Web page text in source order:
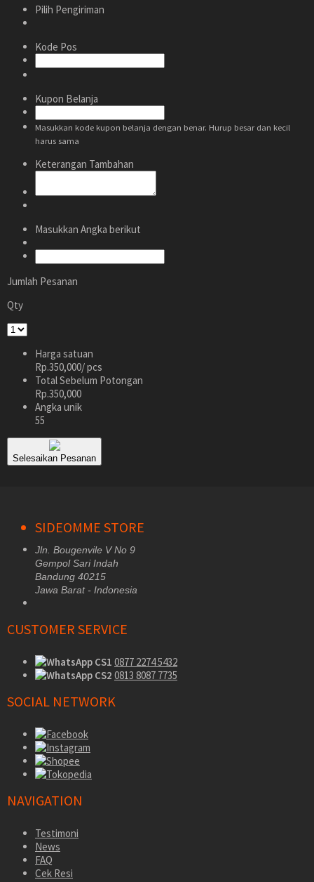
Pilih Pengiriman
Kode Pos
Kupon Belanja
Masukkan kode kupon belanja dengan benar. Hurup besar dan kecil
harus sama
Keterangan Tambahan
Masukkan Angka berikut
Jumlah Pesanan
Qty
Harga satuan
Rp.350,000/ pcs
Total Sebelum Potongan
Rp.350,000
Angka unik
55
Selesaikan Pesanan
SIDEOMME STORE
Jln. Bougenvile V No 9
Gempol Sari Indah
Bandung 40215
Jawa Barat - Indonesia
CUSTOMER SERVICE
CS1 0877 2274 5432
CS2 0813 8087 7735
SOCIAL NETWORK
NAVIGATION
Testimoni
News
FAQ
Cek Resi